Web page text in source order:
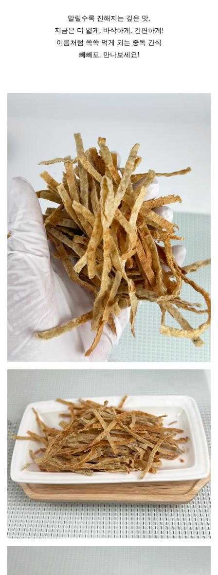
말릴수록 진해지는 깊은 맛,
지금은 더 얇게, 바삭하게, 간편하게!
이름처럼 쏙쏙 먹게 되는 중독 간식
빼빼포, 만나보세요!